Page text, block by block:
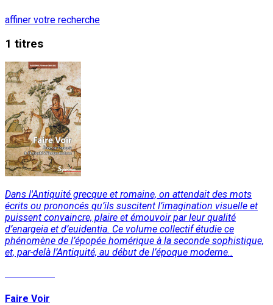
affiner votre recherche
1 titres
Dans l'Antiquité grecque et romaine, on attendait des mots
écrits ou prononcés qu’ils suscitent l’imagination visuelle et
puissent convaincre, plaire et émouvoir par leur qualité
d’enargeia et d’euidentia. Ce volume collectif étudie ce
phénomène de l’épopée homérique à la seconde sophistique,
et, par-delà l’Antiquité, au début de l’époque moderne..
Faire Voir